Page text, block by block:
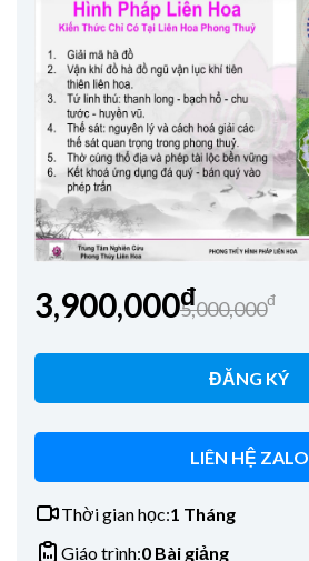
3,900,000đ
5,000,000đ
ĐĂNG KÝ
LIÊN HỆ ZALO
Thời gian học:1 Tháng
Giáo trình:0 Bài giảng